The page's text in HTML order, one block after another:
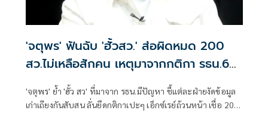
'จตุพร' ฟันฉับ 'ฮั้วสว.' ส่อผิดหมด 200
สว.ไม่เหลือสักคน เหตุมาจากกติกา รธน.60
เป็นปัญหา
'จตุพร' ย้ำ 'ฮั้ว สว' ที่มาจาก รธน.มีปัญหา ชี้แต่ละฝ่ายงัดข้อมูล
เก่าเถียงกันสับสน ลั่นยึดกติกาเปะๆ เอ็กซ์เรย์ถ้วนหน้า เชื่อ 200